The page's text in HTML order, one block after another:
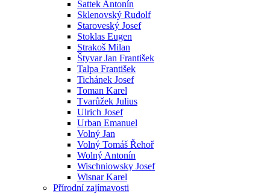
Sattek Antonín
Sklenovský Rudolf
Staroveský Josef
Stoklas Eugen
Strakoš Milan
Štyvar Jan František
Talpa František
Tichánek Josef
Toman Karel
Tvarůžek Julius
Ulrich Josef
Urban Emanuel
Volný Jan
Volný Tomáš Řehoř
Wolný Antonín
Wischniowsky Josef
Wisnar Karel
Přírodní zajímavosti